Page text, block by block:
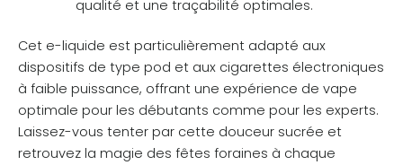
qualité et une traçabilité optimales.
Cet e-liquide est particulièrement adapté aux
dispositifs de type pod et aux cigarettes électroniques
à faible puissance, offrant une expérience de vape
optimale pour les débutants comme pour les experts.
Laissez-vous tenter par cette douceur sucrée et
retrouvez la magie des fêtes foraines à chaque